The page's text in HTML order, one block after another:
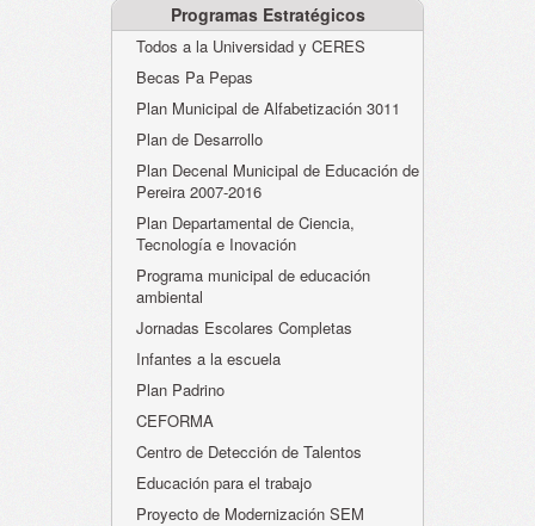
Programas Estratégicos
Todos a la Universidad y CERES
Becas Pa Pepas
Plan Municipal de Alfabetización 3011
Plan de Desarrollo
Plan Decenal Municipal de Educación de
Pereira 2007-2016
Plan Departamental de Ciencia,
Tecnología e Inovación
Programa municipal de educación
ambiental
Jornadas Escolares Completas
Infantes a la escuela
Plan Padrino
CEFORMA
Centro de Detección de Talentos
Educación para el trabajo
Proyecto de Modernización SEM